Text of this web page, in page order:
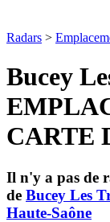
Radars >
Bucey
CARTE
Il n'y a pas de
de Bucey Les
Haute-Saône